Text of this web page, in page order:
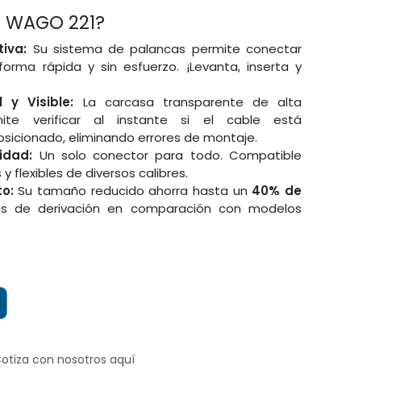
221?
Su sistema de palancas permite conectar
rápida y sin esfuerzo. ¡Levanta, inserta y
y Visible: La carcasa transparente de alta
verificar al instante si el cable está
eliminando errores de montaje.
Un solo conector para todo. Compatible
flexibles de diversos calibres.
Su tamaño reducido ahorra hasta un 40% de
de derivación en comparación con modelos
con nosotros aquí